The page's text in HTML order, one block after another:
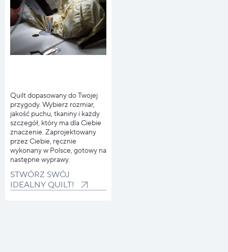
Quilt dopasowany do Twojej
przygody. Wybierz rozmiar,
jakość puchu, tkaniny i każdy
szczegół, który ma dla Ciebie
znaczenie. Zaprojektowany
przez Ciebie, ręcznie
wykonany w Polsce, gotowy na
następne wyprawy.
STWÓRZ SWÓJ
IDEALNY QUILT!